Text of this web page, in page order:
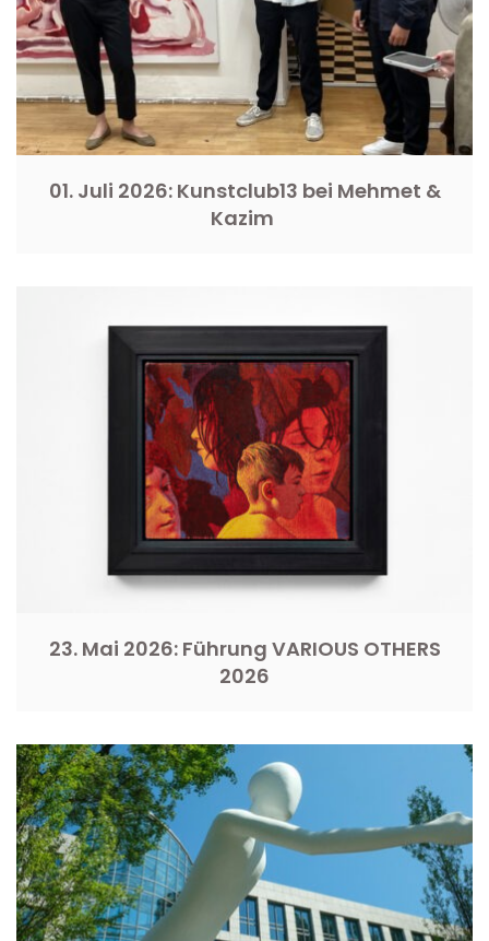
01. Juli 2026: Kunstclub13 bei Mehmet &
Kazim
23. Mai 2026: Führung VARIOUS OTHERS
2026